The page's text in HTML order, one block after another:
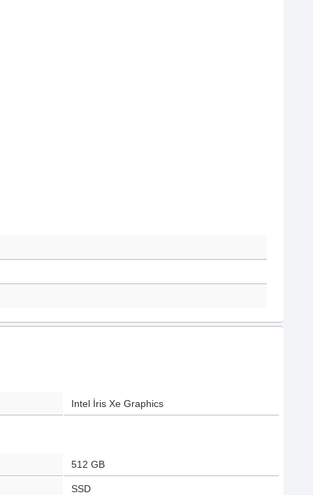
Intel İris Xe Graphics
512 GB
SSD